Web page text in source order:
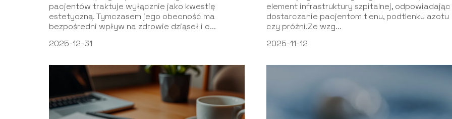
pacjentów traktuje wyłącznie jako kwestię
estetyczną. Tymczasem jego obecność ma
bezpośredni wpływ na zdrowie dziąseł i c...
2025-12-31
element infrastruktury szpitalnej, odpowiadając
dostarczanie pacjentom tlenu, podtlenku azotu
czy próżni.Ze wzg...
2025-11-12